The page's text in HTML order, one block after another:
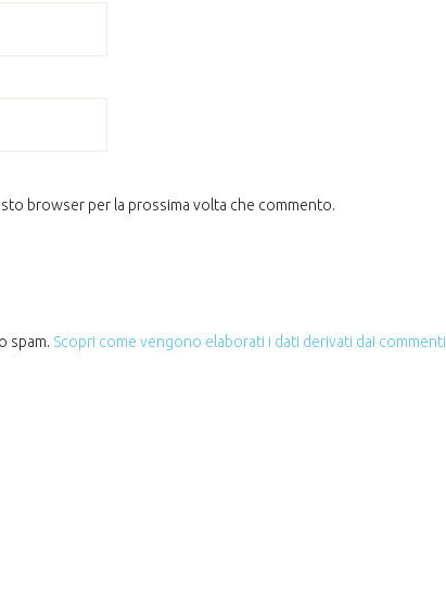
browser per la prossima volta che commento.
spam. Scopri come vengono elaborati i dati derivati dai commenti